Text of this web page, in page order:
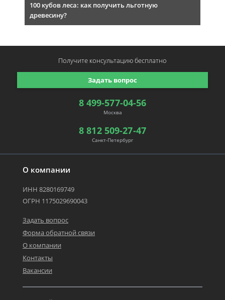
100 кубов леса: как получить льготную
древесину?
О компании
ИНН 8280169749
ОГРН 1175029690043
Задать вопрос
Форма обратной связи
О компании
Контакты
Вакансии
8 499-577-04-56
Москва
8 812 509-27-47
Санкт-Петербург
Задать вопрос
Получите консультациюбесплатно